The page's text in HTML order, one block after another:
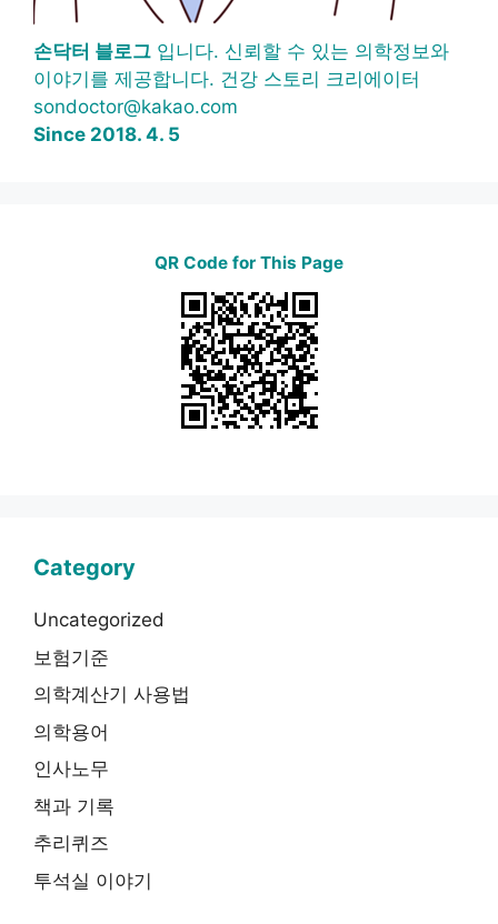
손닥터 블로그 입니다. 신뢰할 수 있는 의학정보와
이야기를 제공합니다. 건강 스토리 크리에이터
sondoctor@kakao.com
Since 2018. 4. 5
QR Code for This Page
Category
Uncategorized
보험기준
의학계산기 사용법
의학용어
인사노무
책과 기록
추리퀴즈
투석실 이야기